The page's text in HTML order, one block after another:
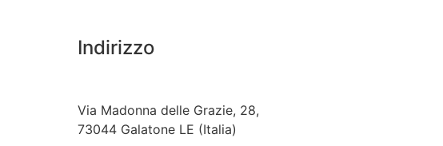
Indirizzo
Via Madonna delle Grazie, 28,
73044 Galatone LE (Italia)